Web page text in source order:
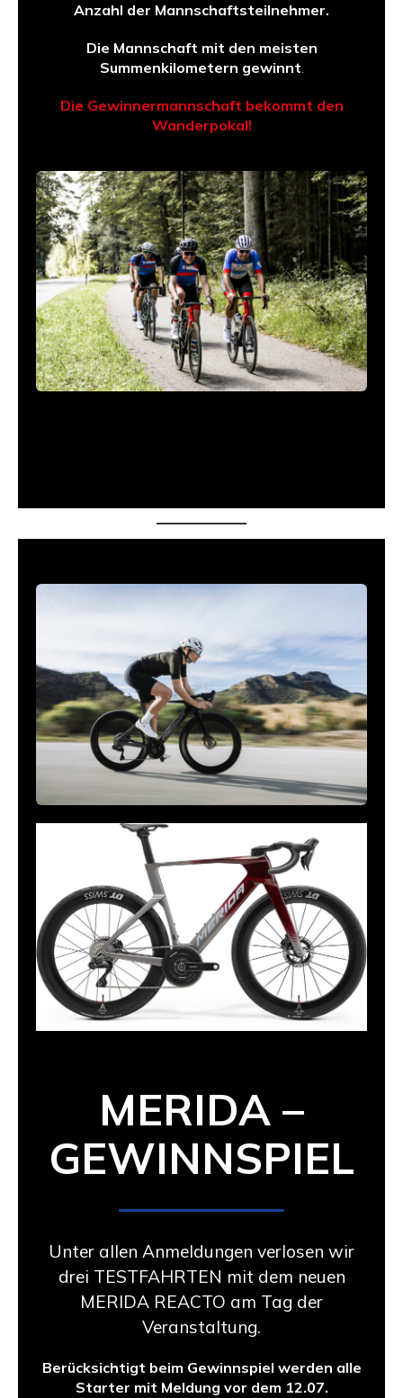
Anzahl der Mannschaftsteilnehmer.
Die Mannschaft mit den meisten
Summenkilometern gewinnt.
Die Gewinnermannschaft bekommt den
Wanderpokal!
MERIDA –
GEWINNSPIEL
Unter allen Anmeldungen verlosen wir
drei TESTFAHRTEN mit dem neuen
MERIDA REACTO am Tag der
Veranstaltung.
Berücksichtigt beim Gewinnspiel werden alle
Starter mit Meldung vor dem 12.07.